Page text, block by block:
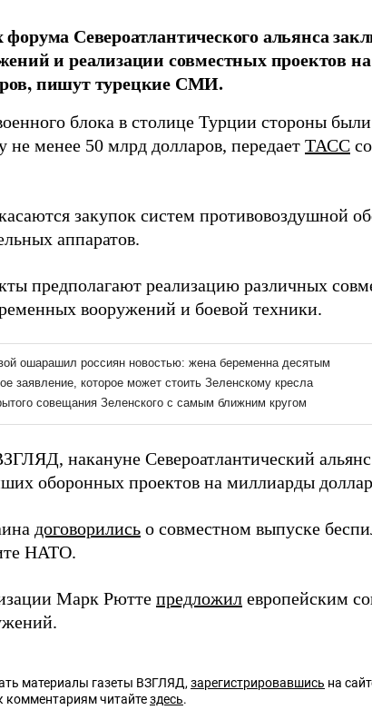
Североатлантического альянса
и реализации совместных проектов
пишут турецкие СМИ.
блока в столице Турции стороны
не менее 50 млрд долларов, передает ТАСС
закупок систем противовоздушной
аппаратов.
предполагают реализацию различных
вооружений и боевой техники.
накануне Североатлантический альянс
оборонных проектов на миллиарды
договорились о совместном выпуске
НАТО.
Марк Рютте предложил европейским
материалы газеты ВЗГЛЯД,зарегистрировавшись на
комментариям читайтездесь.